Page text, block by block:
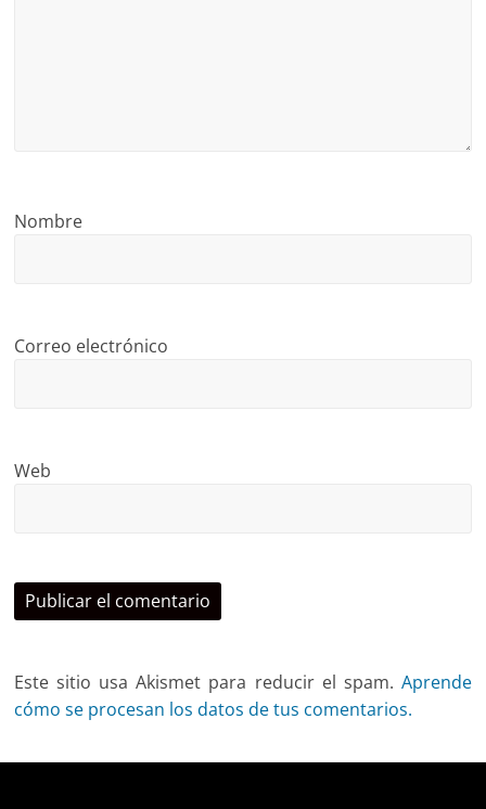
Nombre
Correo electrónico
Web
Este sitio usa Akismet para reducir el spam. Aprende
cómo se procesan los datos de tus comentarios.